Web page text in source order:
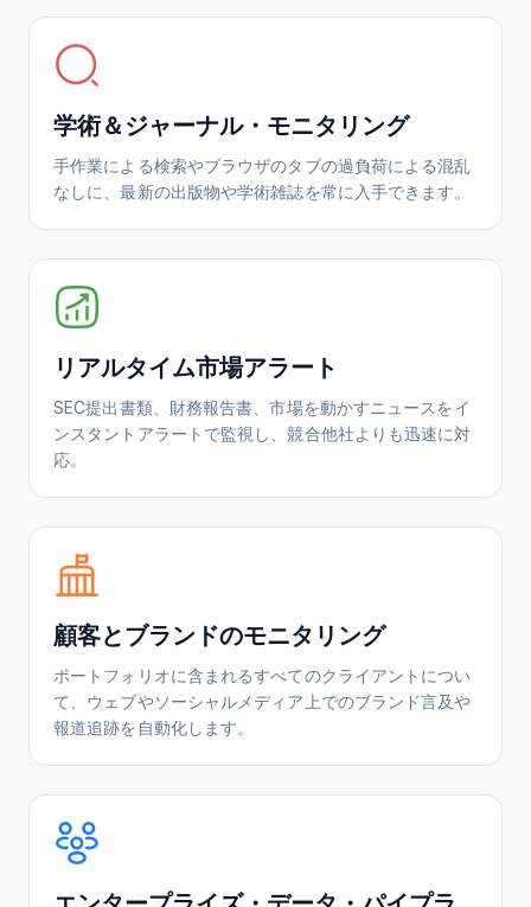
学術＆ジャーナル・モニタリング
手作業による検索やブラウザのタブの過負荷による混乱
なしに、最新の出版物や学術雑誌を常に入手できます。
リアルタイム市場アラート
SEC提出書類、財務報告書、市場を動かすニュースをイ
ンスタントアラートで監視し、競合他社よりも迅速に対
応。
顧客とブランドのモニタリング
ポートフォリオに含まれるすべてのクライアントについ
て、ウェブやソーシャルメディア上でのブランド言及や
報道追跡を自動化します。